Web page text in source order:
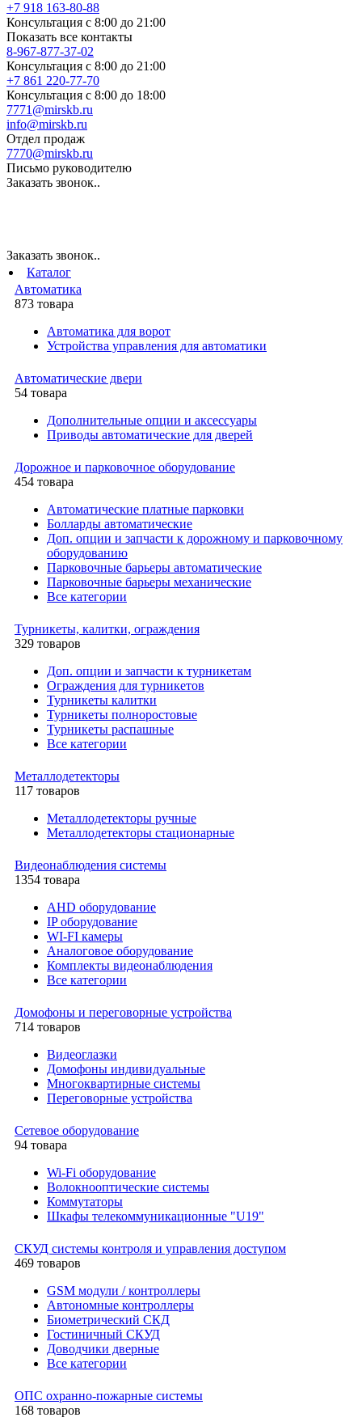
+7 918 163-80-88
Консультация с 8:00 до 21:00
Показать все контакты
8-967-877-37-02
Консультация с 8:00 до 21:00
+7 861 220-77-70
Консультация с 8:00 до 18:00
7771@mirskb.ru
info@mirskb.ru
Отдел продаж
7770@mirskb.ru
Письмо руководителю
Заказать звонок..
Заказать звонок..
Каталог
Автоматика
873 товара
Автоматика для ворот
Устройства управления для автоматики
Автоматические двери
54 товара
Дополнительные опции и аксессуары
Приводы автоматические для дверей
Дорожное и парковочное оборудование
454 товара
Автоматические платные парковки
Болларды автоматические
Доп. опции и запчасти к дорожному и парковочному
оборудованию
Парковочные барьеры автоматические
Парковочные барьеры механические
Все категории
Турникеты, калитки, ограждения
329 товаров
Доп. опции и запчасти к турникетам
Ограждения для турникетов
Турникеты калитки
Турникеты полноростовые
Турникеты распашные
Все категории
Металлодетекторы
117 товаров
Металлодетекторы ручные
Металлодетекторы стационарные
Видеонаблюдения cистемы
1354 товара
AHD оборудование
IP оборудование
WI-FI камеры
Аналоговое оборудование
Комплекты видеонаблюдения
Все категории
Домофоны и переговорные устройства
714 товаров
Видеоглазки
Домофоны индивидуальные
Многоквартирные системы
Переговорные устройства
Сетевое оборудование
94 товара
Wi-Fi оборудование
Волокнооптические системы
Коммутаторы
Шкафы телекоммуникационные "U19"
СКУД системы контроля и управления доступом
469 товаров
GSM модули / контроллеры
Автономные контроллеры
Биометрический СКД
Гостиничный СКУД
Доводчики дверные
Все категории
ОПС охранно-пожарные системы
168 товаров